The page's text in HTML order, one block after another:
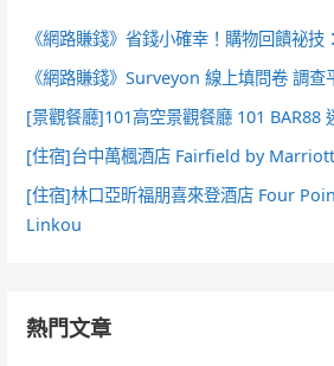
《網路賺錢》省錢小確幸！購物回饋祕
《網路賺錢》Surveyon 線上填問卷 調查
[景觀餐廳]101高空景觀餐廳 101 BAR88
[住宿]台中萬楓酒店 Fairfield by
[住宿]林口亞昕福朋喜來登酒店 Four
Linkou
熱門文章